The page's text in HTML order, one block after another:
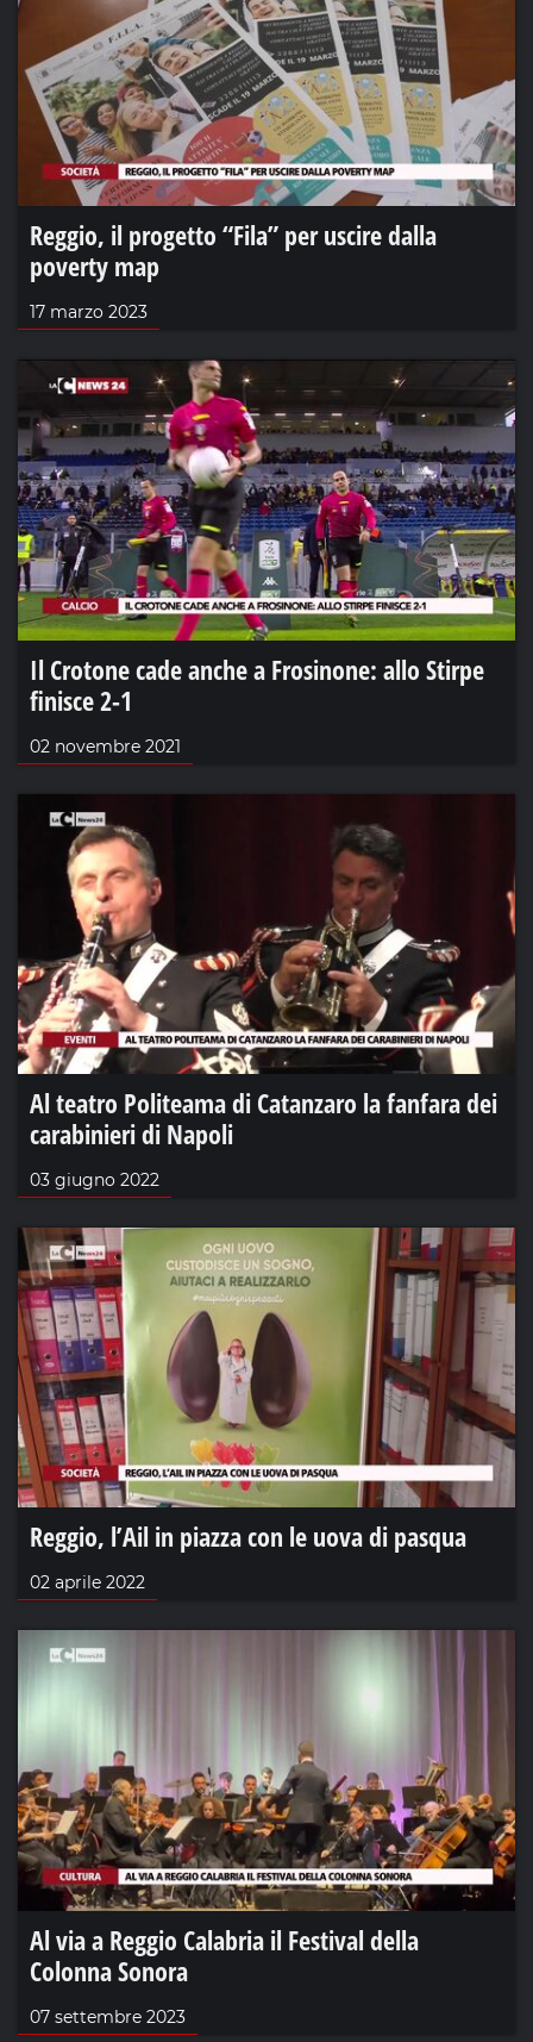
Reggio, il progetto “Fila” per uscire dalla
poverty map
17 marzo 2023
Il Crotone cade anche a Frosinone: allo Stirpe
finisce 2-1
02 novembre 2021
Al teatro Politeama di Catanzaro la fanfara dei
carabinieri di Napoli
03 giugno 2022
Reggio, l’Ail in piazza con le uova di pasqua
02 aprile 2022
Al via a Reggio Calabria il Festival della
Colonna Sonora
07 settembre 2023